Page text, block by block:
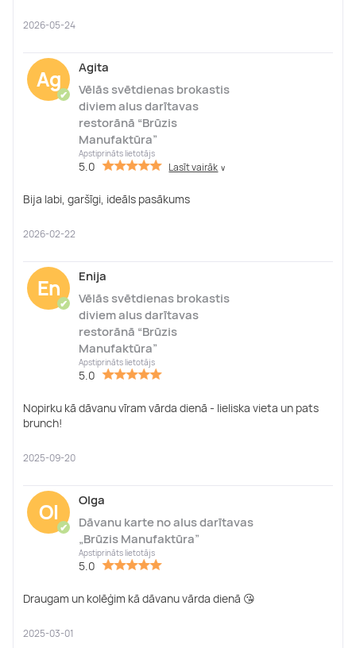
2026-05-24
Ag
✔
Agita
Vēlās svētdienas brokastis
diviem alus darītavas
restorānā “Brūzis
Manufaktūra”
Apstiprināts lietotājs
5.0 Lasīt vairāk ∨
Bija labi, garšīgi, ideāls pasākums
2026-02-22
En
✔
Enija
Vēlās svētdienas brokastis
diviem alus darītavas
restorānā “Brūzis
Manufaktūra”
Apstiprināts lietotājs
5.0
Nopirku kā dāvanu vīram vārda dienā - lieliska vieta un pats
brunch!
2025-09-20
Ol
✔
Olga
Dāvanu karte no alus darītavas
„Brūzis Manufaktūra”
Apstiprināts lietotājs
5.0
Draugam un kolēģim kā dāvanu vārda dienā 😘
2025-03-01